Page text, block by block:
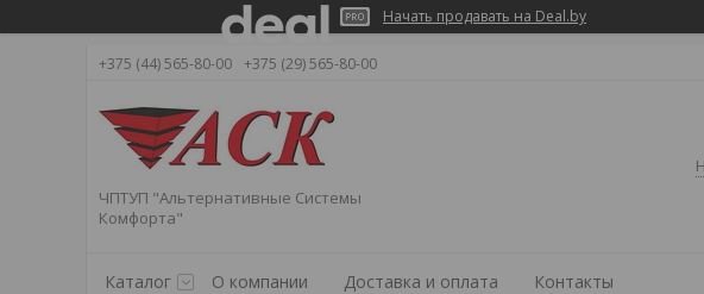
Начать продавать на Deal.by
+375 (44) 565-80-00 +375 (29) 565-80-00
ЧПТУП "Альтернативные Системы
Комфорта"
Каталог О компании Доставка и оплата Контакты